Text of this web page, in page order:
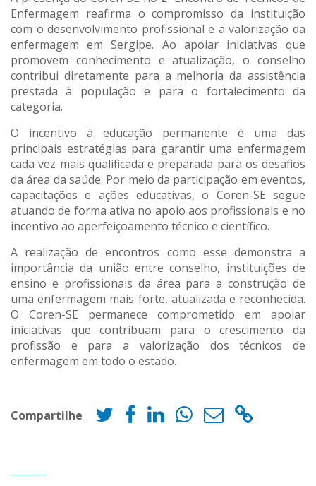
Enfermagem reafirma o compromisso da instituição
com o desenvolvimento profissional e a valorização da
enfermagem em Sergipe. Ao apoiar iniciativas que
promovem conhecimento e atualização, o conselho
contribui diretamente para a melhoria da assistência
prestada à população e para o fortalecimento da
categoria.
O incentivo à educação permanente é uma das
principais estratégias para garantir uma enfermagem
cada vez mais qualificada e preparada para os desafios
da área da saúde. Por meio da participação em eventos,
capacitações e ações educativas, o Coren-SE segue
atuando de forma ativa no apoio aos profissionais e no
incentivo ao aperfeiçoamento técnico e científico.
A realização de encontros como esse demonstra a
importância da união entre conselho, instituições de
ensino e profissionais da área para a construção de
uma enfermagem mais forte, atualizada e reconhecida.
O Coren-SE permanece comprometido em apoiar
iniciativas que contribuam para o crescimento da
profissão e para a valorização dos técnicos de
enfermagem em todo o estado.
Compartilhe